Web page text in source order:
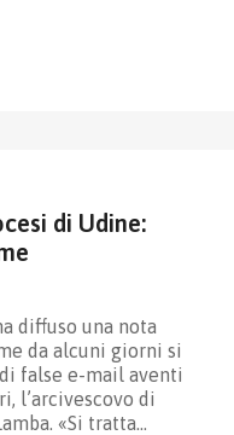
di Udine:
diffuso una nota
da alcuni giorni si
false e-mail aventi
l’arcivescovo di
«Si tratta…